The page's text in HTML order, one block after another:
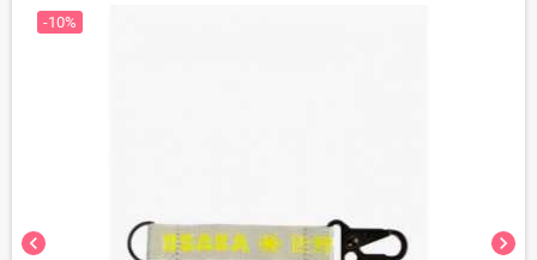
chevron_left chevron_right
-10%